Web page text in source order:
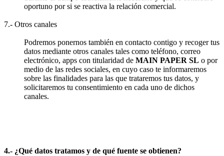
oportuno por si se reactiva la relación comercial.
7.- Otros canales
Podremos ponernos también en contacto contigo y recoger tus
datos mediante otros canales tales como teléfono, correo
electrónico, apps con titularidad de MAIN PAPER SL o por
medio de las redes sociales, en cuyo caso te informaremos
sobre las finalidades para las que trataremos tus datos, y
solicitaremos tu consentimiento en cada uno de dichos
canales.
4.- ¿Qué datos tratamos y de qué fuente se obtienen?